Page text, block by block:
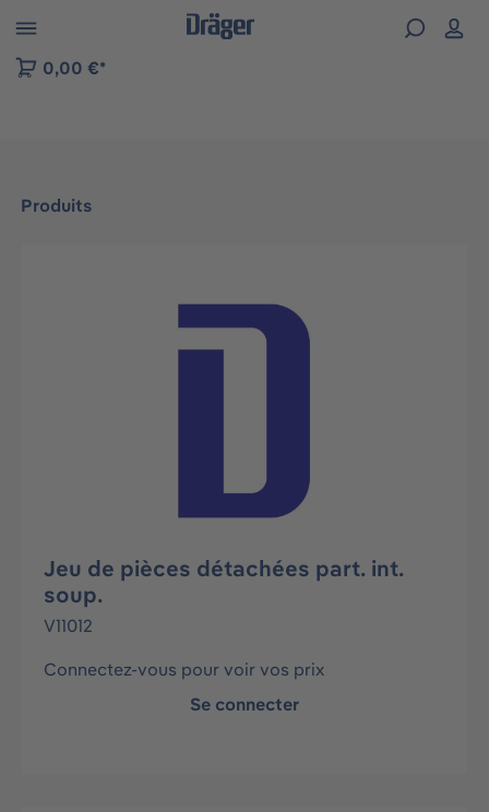
to B2B platform navigation
0,00 €*
Produits
Ignorer la galerie d'images
Jeu de pièces détachées part. int.
soup.
V11012
Connectez-vous pour voir vos prix
Se connecter